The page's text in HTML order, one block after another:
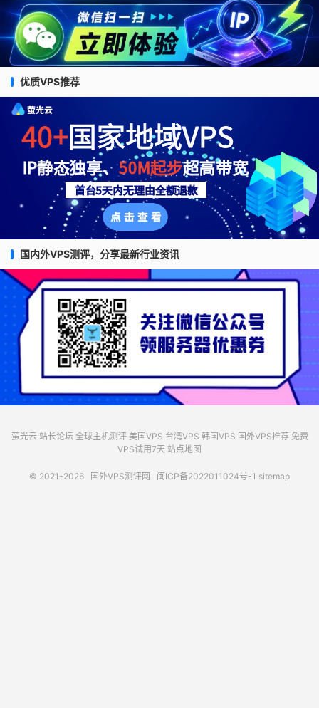
优质VPS推荐
国内外VPS测评，分享最新行业资讯
萤光云 站长论坛 全球主机测评 美国VPS 台湾VPS 韩国VPS 国外VPS推荐 免费
VPS试用7天 站点地图
© 2021-2026 国外VPS测评网 闽ICP备2022011024号-1 sitemap